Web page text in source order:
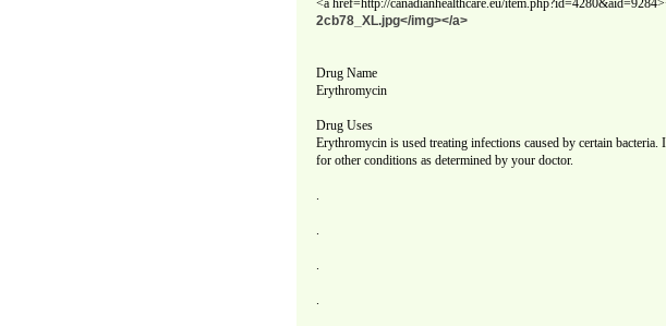
<a href=http://canadianhealthcare.eu/
2cb78_XL.jpg</img></a>
Drug Name
Erythromycin
Drug Uses
Erythromycin is used treating infections caused by certain
for other conditions as determined by your doctor.
.
.
.
.